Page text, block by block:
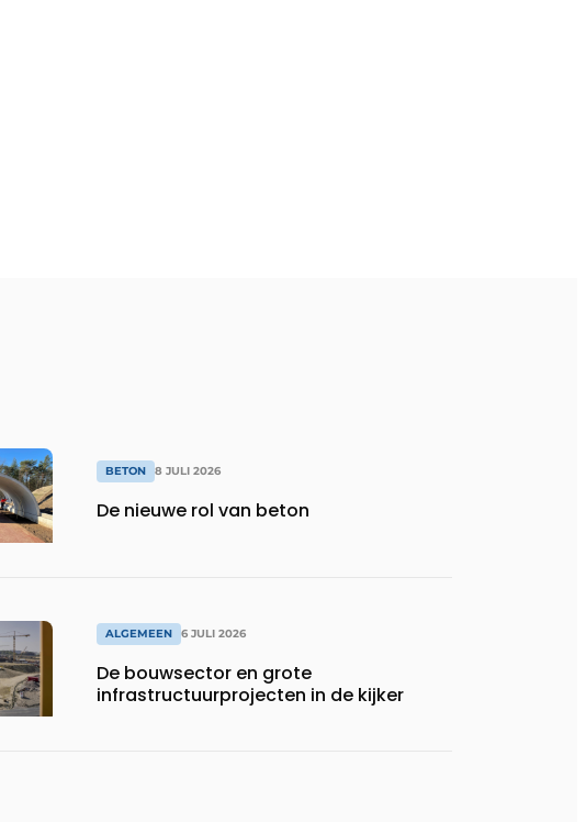
BETON 8 JULI 2026
De nieuwe rol van beton
ALGEMEEN 6 JULI 2026
De bouwsector en grote
infrastructuurprojecten in de kijker